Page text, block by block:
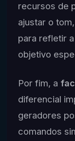
recursos de
ajustar o
para refletir
objetivo
Por fim, a
diferencial
geradores
comandos